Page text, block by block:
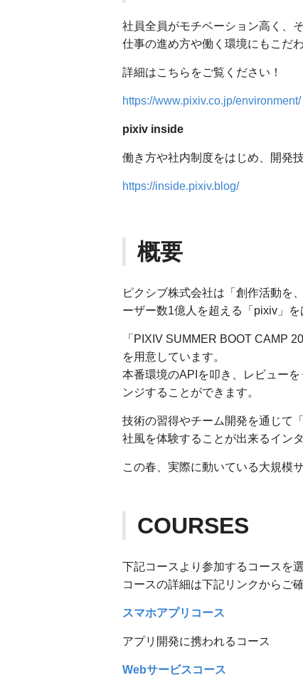
社員全員がモチベーション高く、
仕事の進め方や働く環境にもこだ
詳細はこちらをご覧ください！
https://www.pixiv.co.jp/environment/
pixiv inside
働き方や社内制度をはじめ、開発
https://inside.pixiv.blog/
概要
ピクシブ株式会社は「創作活動を
ーザー数1億人を超える「pixiv」
「PIXIV SUMMER BOOT CAMP
を用意しています。
本番環境のAPIを叩き、レビュー
ンジすることができます。
技術の習得やチーム開発を通じて
社風を体験することが出来るイン
この春、実際に動いている大規模
COURSES
下記コースより参加するコースを
コースの詳細は下記リンクからご
スマホアプリコース
アプリ開発に携われるコース
Webサービスコース